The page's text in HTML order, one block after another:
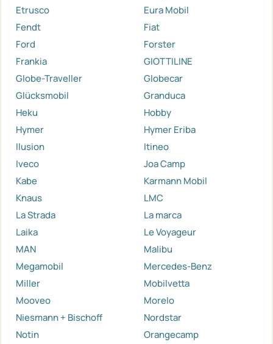
Etrusco
Eura Mobil
Fendt
Fiat
Ford
Forster
Frankia
GIOTTILINE
Globe-Traveller
Globecar
Glücksmobil
Granduca
Heku
Hobby
Hymer
Hymer Eriba
Ilusion
Itineo
Iveco
Joa Camp
Kabe
Karmann Mobil
Knaus
LMC
La Strada
La marca
Laika
Le Voyageur
MAN
Malibu
Megamobil
Mercedes-Benz
Miller
Mobilvetta
Mooveo
Morelo
Niesmann + Bischoff
Nordstar
Notin
Orangecamp